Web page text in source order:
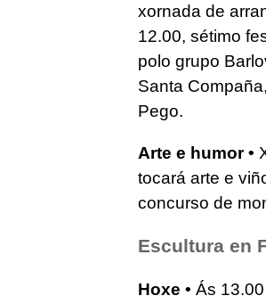
xornada de
12.00, sétimo
polo grupo
Santa
Pego.
Arte e humor •
tocará arte e
concurso de
Escultura en
Hoxe • Ás